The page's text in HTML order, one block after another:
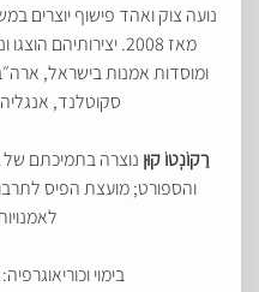
נועה צוק ואהד פישוף יוצרים
מאז 2008. יצירותיהם
ומוסדות אמנות בישראל, ארה״ב,
סקוטלנד,
רַקוֹנְטוֹ קוּן
והספורט; מועצת הפיס
בימוי